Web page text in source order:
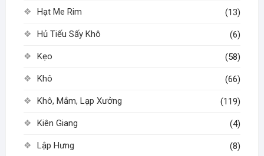
Hạt Me Rim (13)
Hủ Tiếu Sấy Khô (6)
Kẹo (58)
Khô (66)
Khô, Mắm, Lạp Xưởng (119)
Kiên Giang (4)
Lập Hưng (8)